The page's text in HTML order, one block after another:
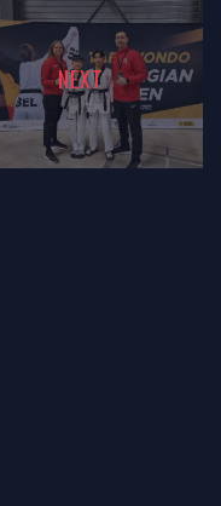
NEXT